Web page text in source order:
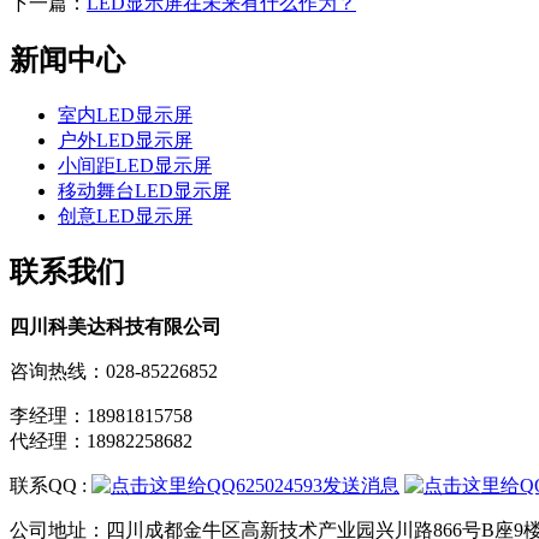
新闻中心
室内LED显示屏
户外LED显示屏
小间距LED显示屏
移动舞台LED显示屏
创意LED显示屏
联系我们
四川科美达科技有限公司
咨询热线：028-85226852
李经理：18981815758
代经理：18982258682
联系QQ :
公司地址：四川成都金牛区高新技术产业园兴川路866号B座9